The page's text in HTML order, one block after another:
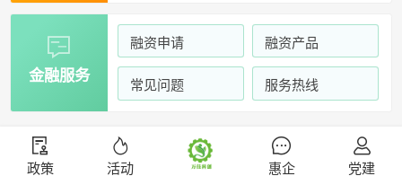

金融服务
融资申请 融资产品
常见问题 服务热线
政策 活动 惠企 党建